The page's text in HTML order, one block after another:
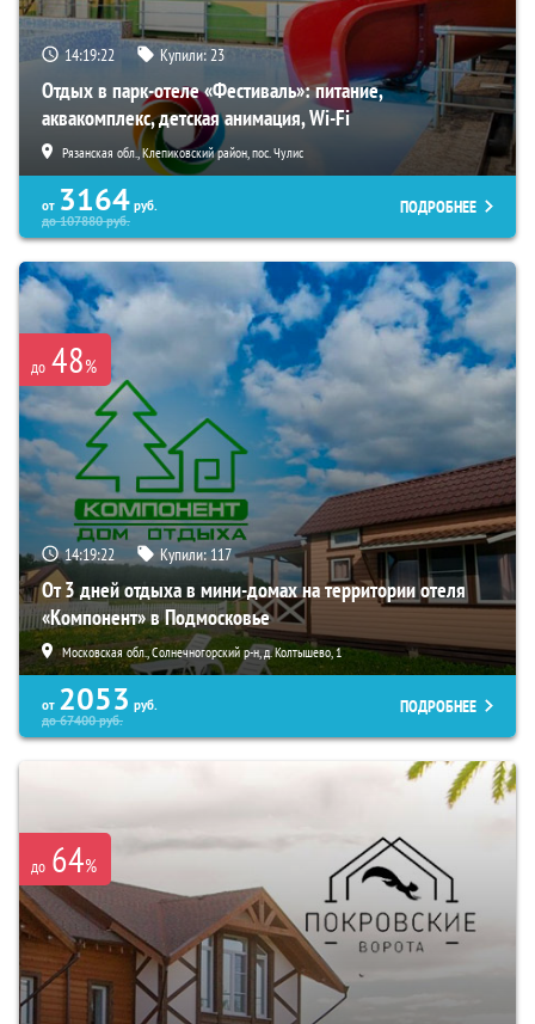
14:19:21 Купили:23
Отдых в парк-отеле «Фестиваль»: питание,
аквакомплекс, детская анимация, Wi-Fi
Рязанская обл., Клепиковский район, пос. Чулис
от 3164 руб.
до107880руб.
ПОДРОБНЕЕ
до 48%
14:19:21 Купили: 117
От 3 дней отдыха в мини-домах на территории отеля
«Компонент» в Подмосковье
Московская обл., Солнечногорский р-н, д. Колтышево, 1
от 2053 руб.
до67400руб.
ПОДРОБНЕЕ
до 64%